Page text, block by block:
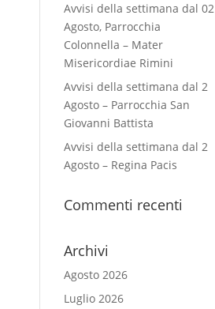
Avvisi della settimana dal 02
Agosto, Parrocchia
Colonnella – Mater
Misericordiae Rimini
Avvisi della settimana dal 2
Agosto – Parrocchia San
Giovanni Battista
Avvisi della settimana dal 2
Agosto – Regina Pacis
Commenti recenti
Archivi
Agosto 2026
Luglio 2026